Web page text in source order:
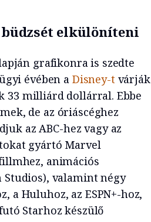
elkülöníteni
grafikonra is szedte
évében a Disney-tvárják
33 milliárd dollárral. Ebbe
de az óriáscéghez
az ABC-hez vagy az
gyártó Marvel
animációs
valamint négy
a Huluhoz, az ESPN+-hoz,
Starhoz készülő